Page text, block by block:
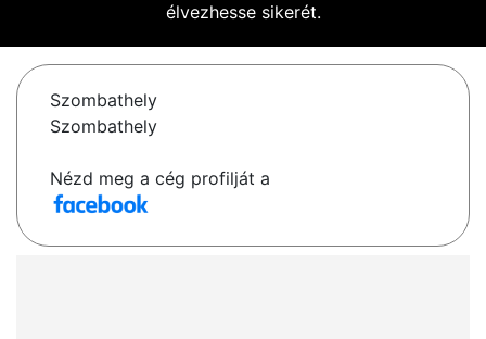
élvezhesse sikerét.
Szombathely
Szombathely
Nézd meg a cég profilját a